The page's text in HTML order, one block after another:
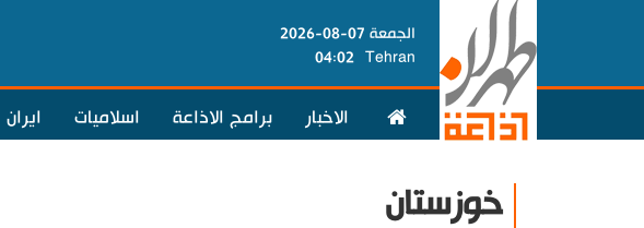
الجمعة 07-08-2026
Tehran
04:02
الاخبار برامج الاذاعة اسلاميات ايران
خوزستان